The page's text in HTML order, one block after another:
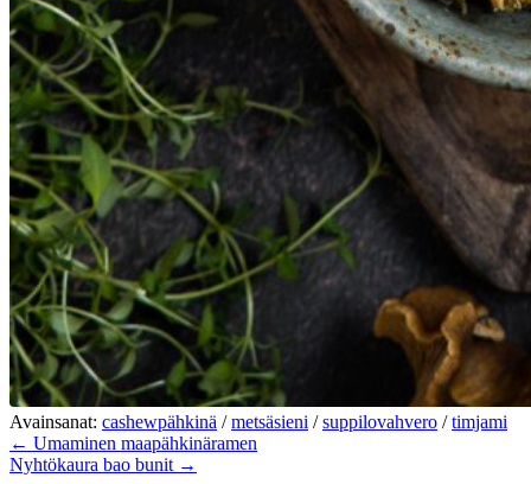
Avainsanat: cashewpähkinä /metsäsieni /suppilovahvero /timjami
← Umaminen maapähkinäramen
Nyhtökaura bao bunit →